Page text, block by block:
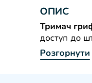
ОПИС
Тримач
доступ до
Розгорнути